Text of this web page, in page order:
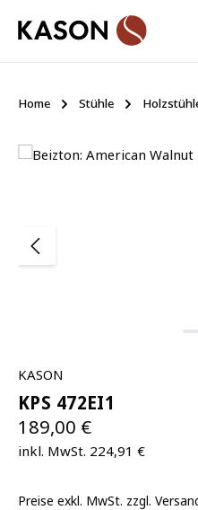
Zum Hauptinhalt springen
Home Stühle
Bildergalerie überspringen
KASON
KPS 472EI1
189,00 €
inkl. MwSt. 224,91 €
Preise exkl. MwSt. zzgl.